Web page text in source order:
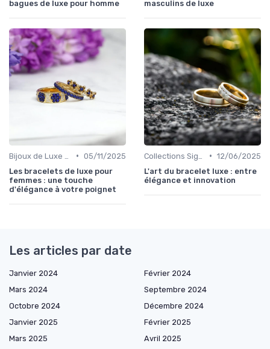
bagues de luxe pour homme
masculins de luxe
• 05/11/2025
Les bracelets de luxe pour
femmes : une touche
d'élégance à votre poignet
• 12/06/2025
L'art du bracelet luxe : entre
élégance et innovation
Les articles par date
Janvier 2024
Février 2024
Mars 2024
Septembre 2024
Octobre 2024
Décembre 2024
Janvier 2025
Février 2025
Mars 2025
Avril 2025